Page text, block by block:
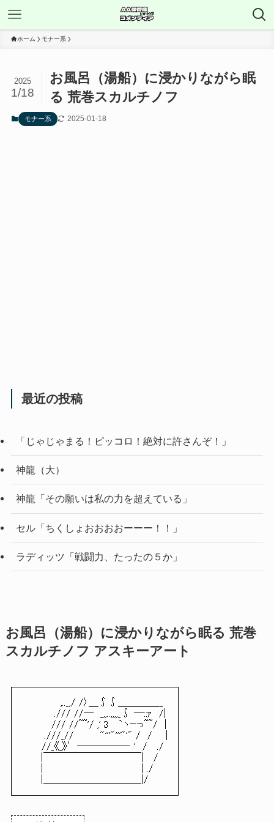
ホーム モナー系
お風呂（湯船）に浸かりながら眠
る 荒巻スカルチノフ
2025
1/18
モナー系 2025-01-18
最近の投稿
「じゃじゃまる！ピッコロ！絶対に許さんぞ！」
神龍（大）
神龍「その願いは私の力を超えている」
セル「ちくしょおおおおーーー！！」
ラディッツ「戦闘力、たったの５か」
お風呂（湯船）に浸かりながら眠る 荒巻
スカルチノフ アスキーアート
,.._,/ /〉＿∫∫＿＿＿＿__
./// //─ _,,..,,,,_∫ ─::ｧ /|
/// //~~'/ ,' 3 `ヽｰっ~~/ |
.///_// "'''"'''"'" / / |
//_《_》′─────‐ ' / ./
|￣￣￣￣￣￣￣￣￣￣| /
| | ./
|＿＿＿＿＿＿＿＿＿＿|/